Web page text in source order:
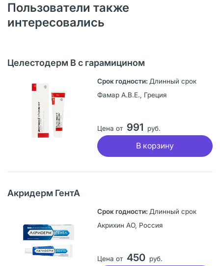
Пользователи также
интересовались
Целестодерм В с гарамицином
Длинный срок
Фамар А.В.Е., Греция
Цена от 991 руб.
В корзину
Акридерм ГентА
Длинный срок
Акрихин АО, Россия
Цена от 450 руб.